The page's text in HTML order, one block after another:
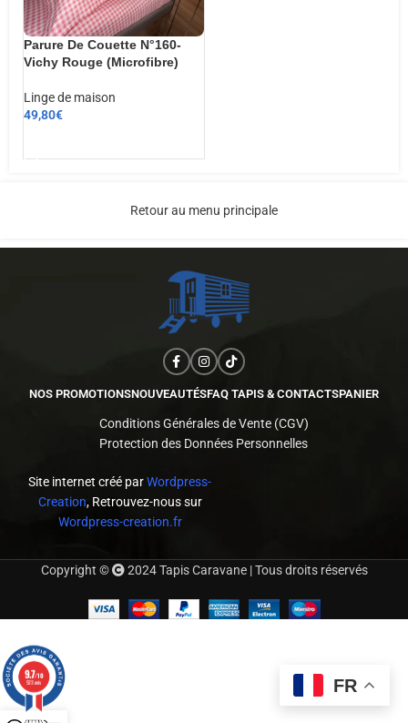
Parure De Couette N°160-
Vichy Rouge (Microfibre)
Linge de maison
49,80€
Retour au menu principale
NOS PROMOTIONSNOUVEAUTÉSFAQ TAPIS & CONTACTSPANIER
Conditions Générales de Vente (CGV)
Protection des Données Personnelles
Site internet créé parWordpress-
Creation, Retrouvez-nous sur
Wordpress-creation.fr
Copyright © 2024 Tapis Caravane | Tous droits réservés
FR
9.7/10
523 avis